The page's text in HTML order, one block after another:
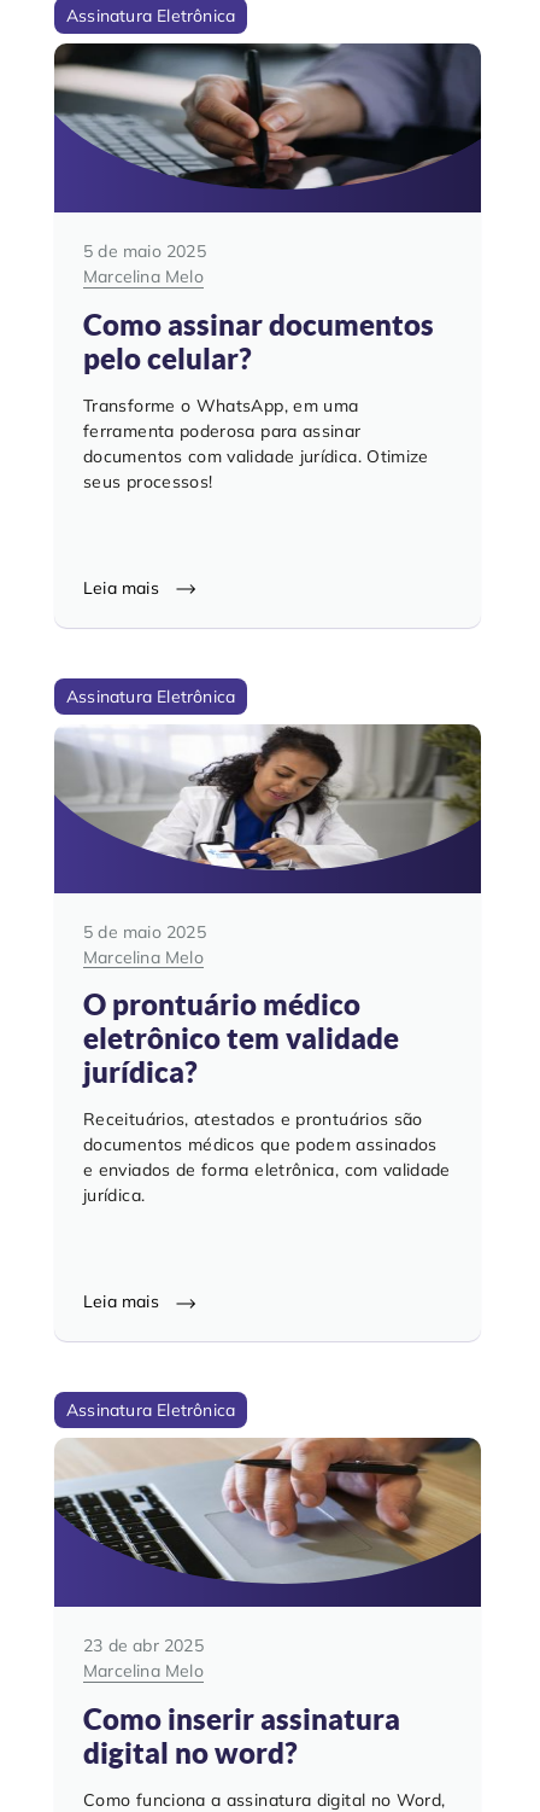
Assinatura Eletrônica
5 de maio 2025
Marcelina Melo
Como assinar documentos
pelo celular?
Transforme o WhatsApp, em uma
ferramenta poderosa para assinar
documentos com validade jurídica. Otimize
seus processos!
Leia mais
Assinatura Eletrônica
5 de maio 2025
Marcelina Melo
O prontuário médico
eletrônico tem validade
jurídica?
Receituários, atestados e prontuários são
documentos médicos que podem assinados
e enviados de forma eletrônica, com validade
jurídica.
Leia mais
Assinatura Eletrônica
23 de abr 2025
Marcelina Melo
Como inserir assinatura
digital no word?
Como funciona a assinatura digital no Word,